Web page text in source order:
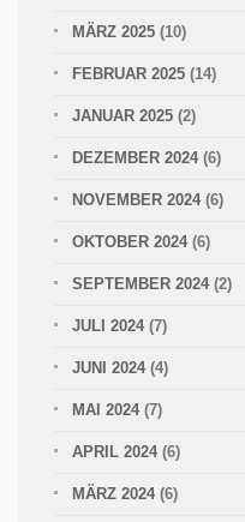
MÄRZ 2025 (10)
FEBRUAR 2025 (14)
JANUAR 2025 (2)
DEZEMBER 2024 (6)
NOVEMBER 2024 (6)
OKTOBER 2024 (6)
SEPTEMBER 2024 (2)
JULI 2024 (7)
JUNI 2024 (4)
MAI 2024 (7)
APRIL 2024 (6)
MÄRZ 2024 (6)